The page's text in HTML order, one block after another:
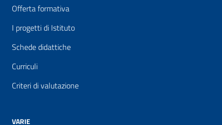
Offerta formativa
I progetti di Istituto
Schede didattiche
Curriculi
Criteri di valutazione
VARIE